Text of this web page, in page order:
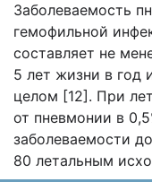
Заболеваемость
гемофильной
составляет не
5 лет жизни в год
целом [12]. При
от пневмонии в
заболеваемости
80 летальным